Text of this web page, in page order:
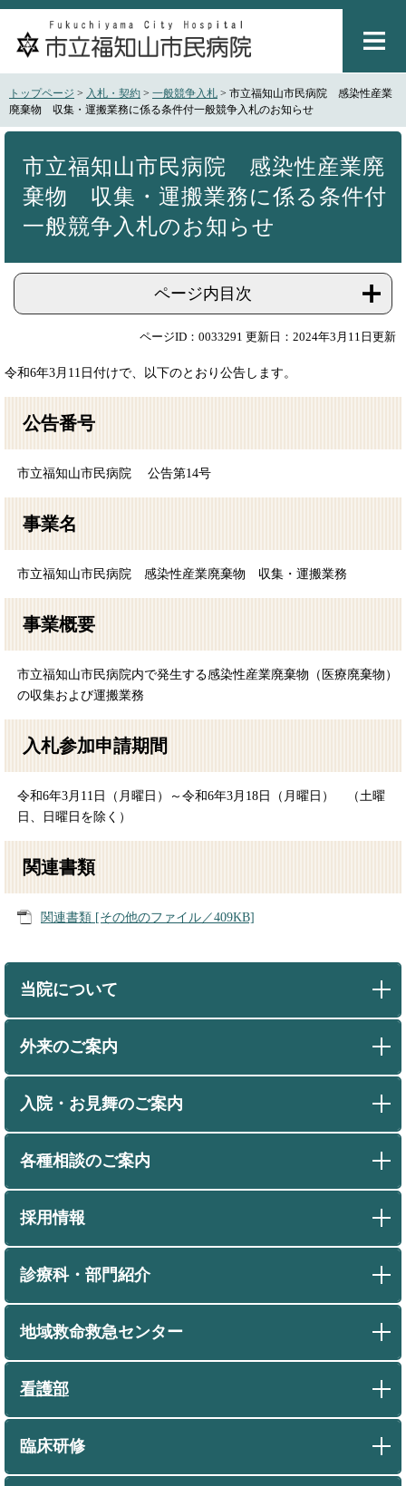
ペ
頭
で
メ
飛
ば
トップページ > 入札・契約 > 一般競争入札 > 市立福知山市民病院 感染性産業
廃棄物 収集・運搬業務に係る条件付一般競争入札のお知らせ
市立福知山市民病院 感染性産業廃
棄物 収集・運搬業務に係る条件付
一般競争入札のお知らせ
ページ内目次
ページID：0033291 更新日：2024年3月11日更新
令和6年3月11日付けで、以下のとおり公告します。
公告番号
市立福知山市民病院 公告第14号
事業名
市立福知山市民病院 感染性産業廃棄物 収集・運搬業務
事業概要
市立福知山市民病院内で発生する感染性産業廃棄物（医療廃棄物）
の収集および運搬業務
入札参加申請期間
令和6年3月11日（月曜日）～令和6年3月18日（月曜日） （土曜
日、日曜日を除く）
関連書類
関連書類 [その他のファイル／409KB]
当院について
外来のご案内
入院・お見舞のご案内
各種相談のご案内
採用情報
診療科・部門紹介
地域救命救急センター
看護部
臨床研修